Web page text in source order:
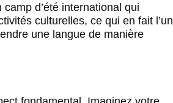
camp d’été international qui
culturelles, ce qui en fait l’un
une langue de manière